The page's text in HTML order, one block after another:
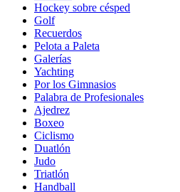
Hockey sobre césped
Golf
Recuerdos
Pelota a Paleta
Galerías
Yachting
Por los Gimnasios
Palabra de Profesionales
Ajedrez
Boxeo
Ciclismo
Duatlón
Judo
Triatlón
Handball